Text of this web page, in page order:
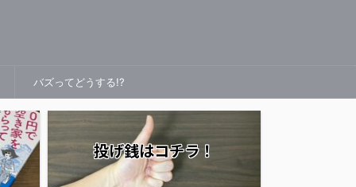
バズってどうする!?
投げ銭はコチラ！